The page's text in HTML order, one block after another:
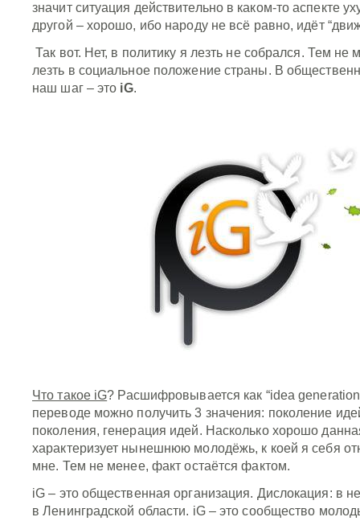
значит ситуация действительно в каком-то аспекте
другой – хорошо, ибо народу не всё равно, идёт
Так вот. Нет, в политику я лезть не собрался. Тем не
лезть в социальное положение страны. В
наш шаг – это iG.
Что такое iG? Расшифровывается как “idea
переводе можно получить 3 значения: поколение
поколения, генерация идей. Насколько хорошо
характеризует нынешнюю молодёжь, к коей я себя
мне. Тем не менее, факт остаётся фактом.
iG – это общественная организация. Дислокация: в
в Ленинградской области. iG – это сообщество